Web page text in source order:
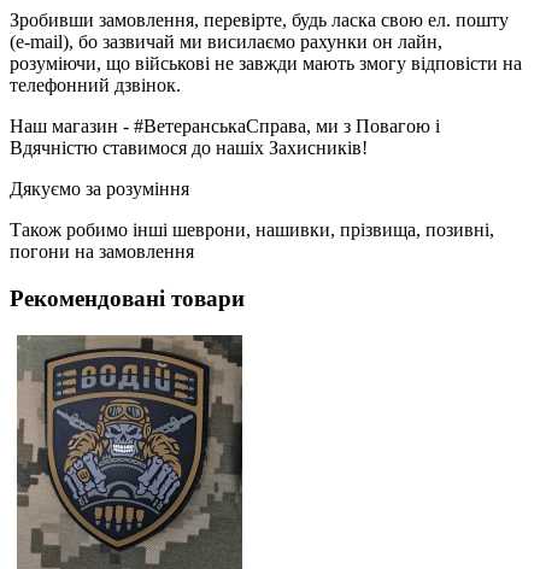
Зробивши замовлення, перевірте, будь ласка свою ел. пошту
(e-mail), бо зазвичай ми висилаємо рахунки он лайн,
розуміючи, що військові не завжди мають змогу відповісти на
телефонний дзвінок.
Наш магазин - #ВетеранськаСправа, ми з Повагою і
Вдячністю ставимося до нашіх Захисників!
Дякуємо за розуміння
Також робимо інші шеврони, нашивки, прізвища, позивні,
погони на замовлення
Рекомендовані товари